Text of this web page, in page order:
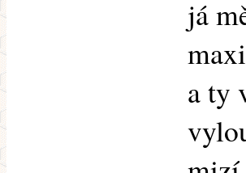
já
a ty